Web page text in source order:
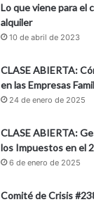
Lo que viene para el
alquiler
10 de abril de 2023
CLASE ABIERTA:
en las Empresas
24 de enero de 2025
CLASE ABIERTA:
los Impuestos en el
6 de enero de 2025
Comité de Crisis